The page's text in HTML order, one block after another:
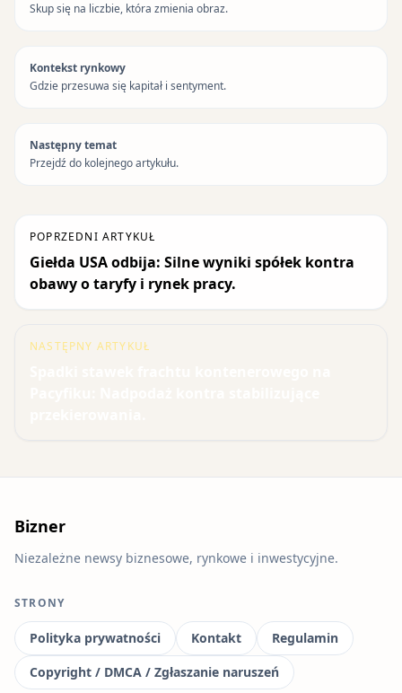
Skup się na liczbie, która zmienia obraz.
Kontekst rynkowy
Gdzie przesuwa się kapitał i sentyment.
Następny temat
Przejdź do kolejnego artykułu.
POPRZEDNI ARTYKUŁ
Giełda USA odbija: Silne wyniki spółek kontra
obawy o taryfy i rynek pracy.
NASTĘPNY ARTYKUŁ
Bizner
Niezależne newsy biznesowe, rynkowe i inwestycyjne.
STRONY
Polityka prywatności Kontakt
Regulamin
Copyright / DMCA / Zgłaszanie naruszeń